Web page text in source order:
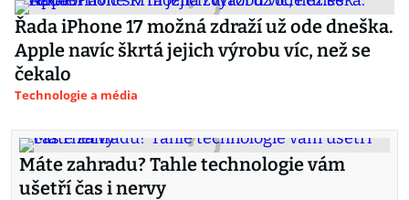
Řada iPhone 17 možná zdraží už ode dneška.
Apple navíc škrtá jejich výrobu víc, než se
čekalo
Technologie a média
Máte zahradu? Tahle technologie vám
ušetří čas i nervy